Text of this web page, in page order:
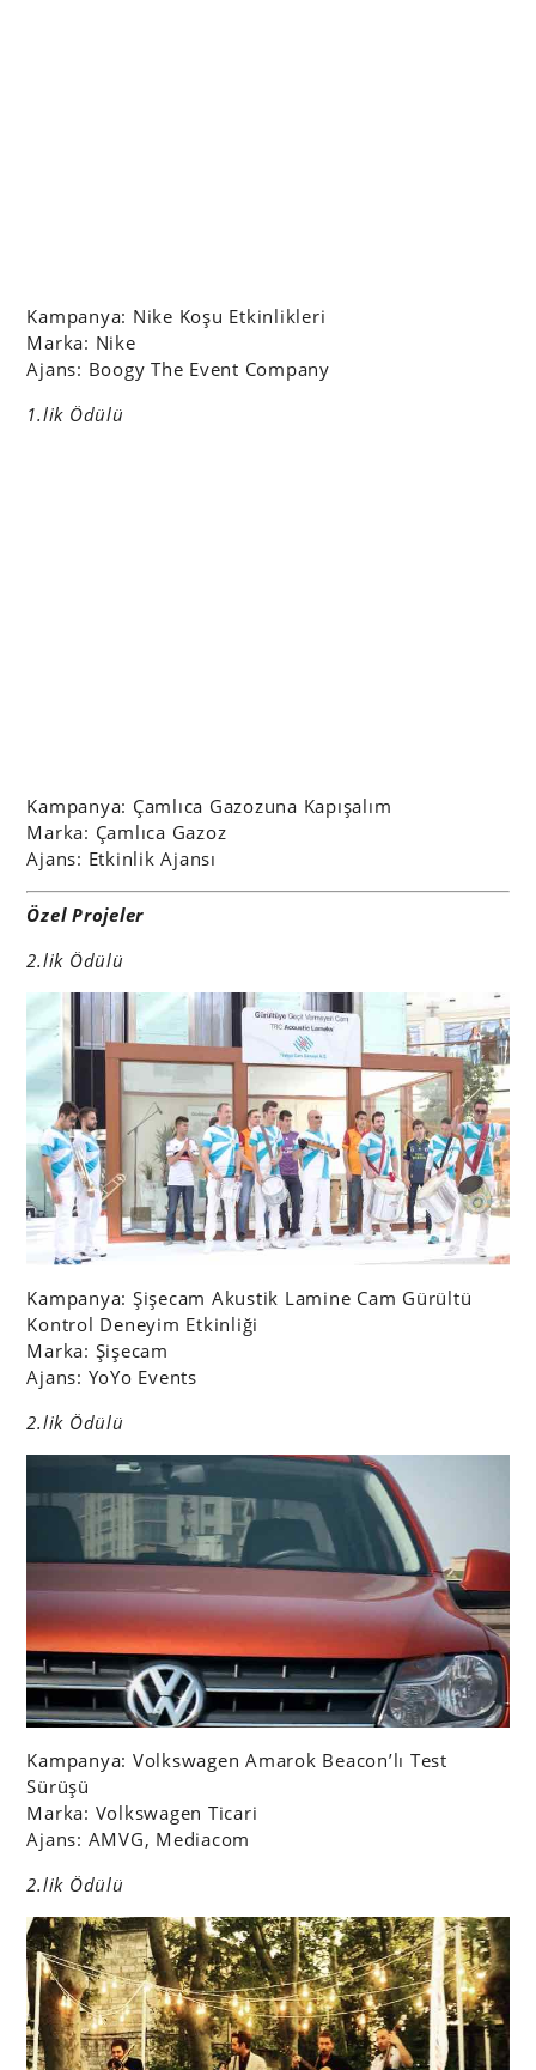
Kampanya: Nike Koşu Etkinlikleri
Marka: Nike
Ajans: Boogy The Event Company
1.lik Ödülü
Kampanya: Çamlıca Gazozuna Kapışalım
Marka: Çamlıca Gazoz
Ajans: Etkinlik Ajansı
Özel Projeler
2.lik Ödülü
Kampanya: Şişecam Akustik Lamine Cam Gürültü
Kontrol Deneyim Etkinliği
Marka: Şişecam
Ajans: YoYo Events
2.lik Ödülü
Kampanya: Volkswagen Amarok Beacon’lı Test
Sürüşü
Marka: Volkswagen Ticari
Ajans: AMVG, Mediacom
2.lik Ödülü